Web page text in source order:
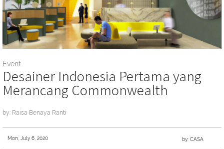
Event
Desainer Indonesia Pertama yang
Merancang Commonwealth
by: Raisa Benaya Ranti
Mon, July 6, 2020 by: CASA